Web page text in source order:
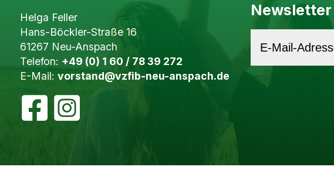
Helga Feller
Hans-Böckler-Straße 16
61267 Neu-Anspach
Telefon: +49 (0) 1 60 / 78 39 272
E-Mail: vorstand@vzfib-neu-anspach.de